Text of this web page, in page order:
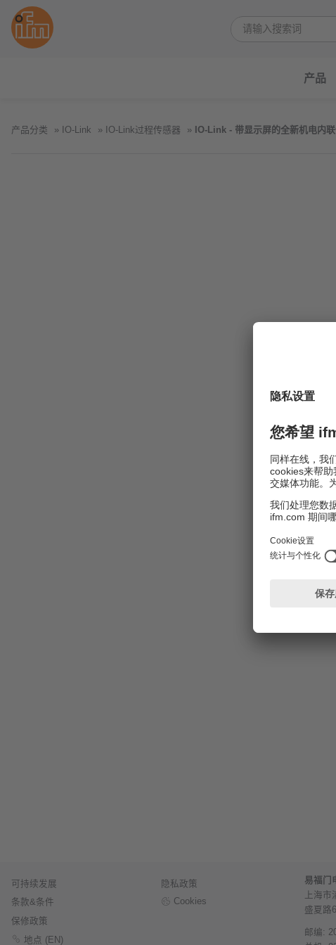
产品
产品分类 IO-Link IO-Link过程传感器 IO-Link - 带显示屏的全新机电内
可持续发展
条款&条件
保修政策
地点 (EN)
隐私政策
Cookies
易福门
上海市
盛夏路
邮编: